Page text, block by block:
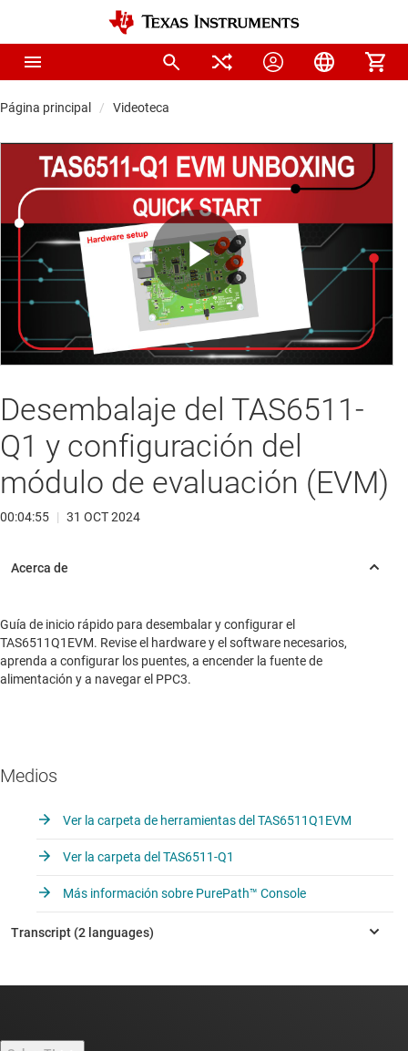
Página principal Videoteca
Play
Video
Desembalaje del TAS6511-
Q1 y configuración del
módulo de evaluación (EVM)
00:04:55 | 31 OCT 2024
Guía de inicio rápido para desembalar y configurar el
TAS6511Q1EVM. Revise el hardware y el software necesarios,
aprenda a configurar los puentes, a encender la fuente de
alimentación y a navegar el PPC3.
Medios
Ver la carpeta de herramientas del TAS6511Q1EVM
Ver la carpeta del TAS6511-Q1
Más información sobre PurePath™ Console